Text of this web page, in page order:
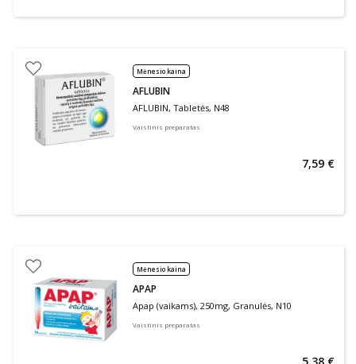
Mėnesio kaina
AFLUBIN
AFLUBIN, Tabletės, N48
Vaistinis preparatas
7,59 €
Mėnesio kaina
APAP
Apap (vaikams), 250mg, Granulės, N10
Vaistinis preparatas